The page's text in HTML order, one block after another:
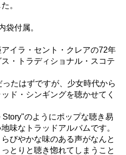
。
袋付属。
イラ・セント・クレアの72年
・トラディショナル・スコテ
たはずですが、少女時代から
ド・シンギングを聴かせてく
のようにポップな聴き易
味なトラッドアルバムです。
びやかな味のある声がなんと
とりと聴き惚れてしまうこと